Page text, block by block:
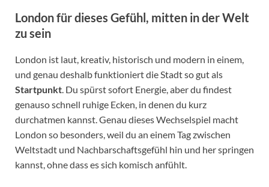
Londonfür dieses Gefühl, mitten in der Welt
zu sein
London ist laut, kreativ, historisch und modern in einem,
und genau deshalb funktioniert die Stadt so gut als
Startpunkt . Du spürst sofort Energie, aber du findest
genauso schnell ruhige Ecken, in denen du kurz
durchatmen kannst. Genau dieses Wechselspiel macht
London so besonders, weil du an einem Tag zwischen
Weltstadt und Nachbarschaftsgefühl hin und her springen
kannst, ohne dass es sich komisch anfühlt.